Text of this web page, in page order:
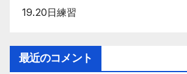
19.20日練習
最近のコメント